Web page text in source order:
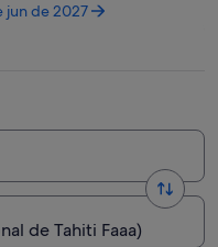
jun de 2027
de Tahiti Faaa)